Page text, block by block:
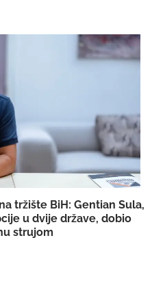
tržište BiH: Gentian Sula,
u dvije države, dobio
strujom